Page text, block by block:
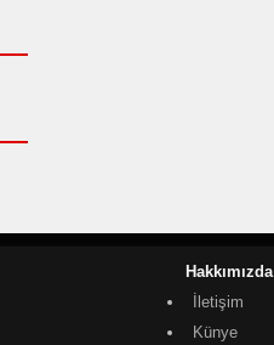
Hakkımızda
İletişim
Künye